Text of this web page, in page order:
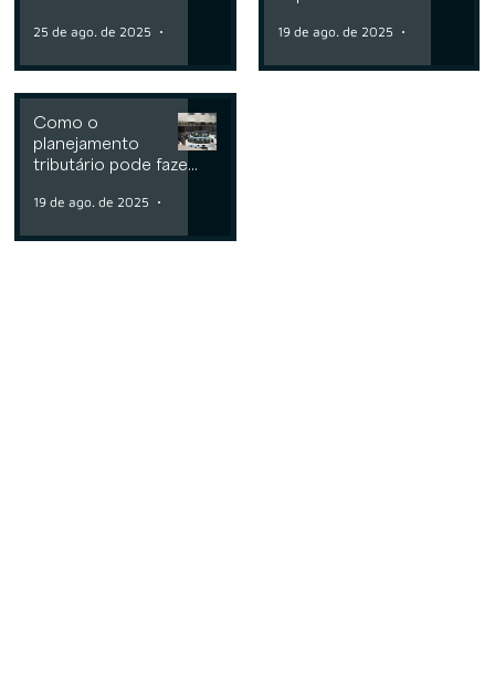
últimos 12 meses
25 de ago. de 2025
investimentos
19 de ago. de 2025
Como o
planejamento
tributário pode fazer
Consultorias ou
19 de ago. de 2025